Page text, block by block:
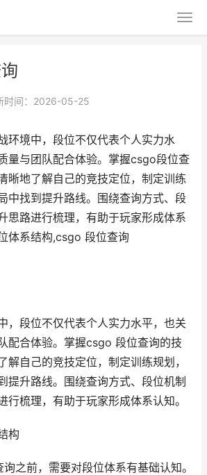
时间：2026-05-25
环境中，段位不仅代表个人实力水
量与团队配合体验。掌握csgo段位查
晰地了解自己的竞技定位，制定训练
中找到提升路线。围绕查询方式、段
思路进行梳理，有助于玩家形成体系
体系结构,csgo 段位查询
，段位不仅代表个人实力水平，也关
配合体验。掌握csgo 段位查询的技
解自己的竞技定位，制定训练规划，
提升路线。围绕查询方式、段位机制
行梳理，有助于玩家形成体系认知。
构
之前，需要对段位体系有基础认知。